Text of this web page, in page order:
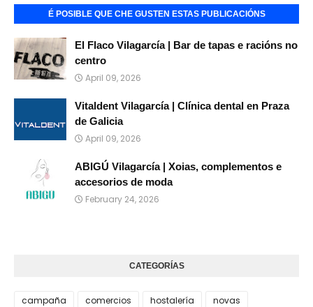
É POSIBLE QUE CHE GUSTEN ESTAS PUBLICACIÓNS
El Flaco Vilagarcía | Bar de tapas e racións no
centro
April 09, 2026
Vitaldent Vilagarcía | Clínica dental en Praza
de Galicia
April 09, 2026
ABIGÚ Vilagarcía | Xoias, complementos e
accesorios de moda
February 24, 2026
CATEGORÍAS
campaña comercios hostalería novas